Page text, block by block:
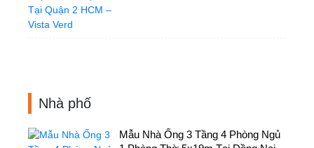
Nhà phố
Mẫu Nhà Ống 3 Tầng 4 Phòng Ngủ